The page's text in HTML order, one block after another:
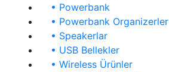
• Powerbank
• Powerbank Organizerler
• Speakerlar
• USB Bellekler
• Wireless Ürünler